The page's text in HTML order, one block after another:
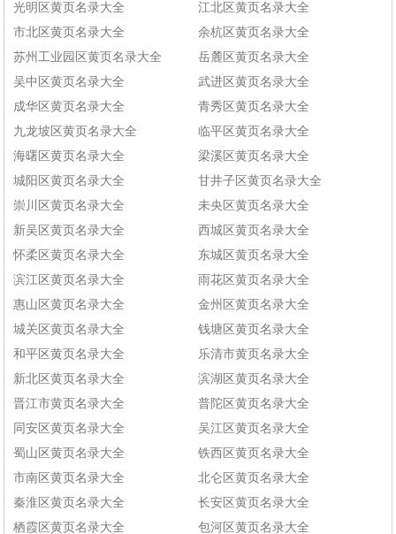
光明区黄页名录大全
江北区黄页名录大全
市北区黄页名录大全
余杭区黄页名录大全
苏州工业园区黄页名录大全
岳麓区黄页名录大全
吴中区黄页名录大全
武进区黄页名录大全
成华区黄页名录大全
青秀区黄页名录大全
九龙坡区黄页名录大全
临平区黄页名录大全
海曙区黄页名录大全
梁溪区黄页名录大全
城阳区黄页名录大全
甘井子区黄页名录大全
崇川区黄页名录大全
未央区黄页名录大全
新吴区黄页名录大全
西城区黄页名录大全
怀柔区黄页名录大全
东城区黄页名录大全
滨江区黄页名录大全
雨花区黄页名录大全
惠山区黄页名录大全
金州区黄页名录大全
城关区黄页名录大全
钱塘区黄页名录大全
和平区黄页名录大全
乐清市黄页名录大全
新北区黄页名录大全
滨湖区黄页名录大全
晋江市黄页名录大全
普陀区黄页名录大全
同安区黄页名录大全
吴江区黄页名录大全
蜀山区黄页名录大全
铁西区黄页名录大全
市南区黄页名录大全
北仑区黄页名录大全
秦淮区黄页名录大全
长安区黄页名录大全
栖霞区黄页名录大全
包河区黄页名录大全